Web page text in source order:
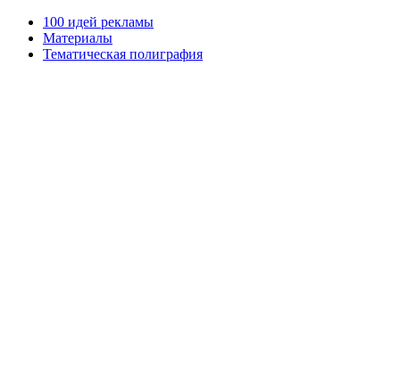
100 идей рекламы
Материалы
Тематическая полиграфия